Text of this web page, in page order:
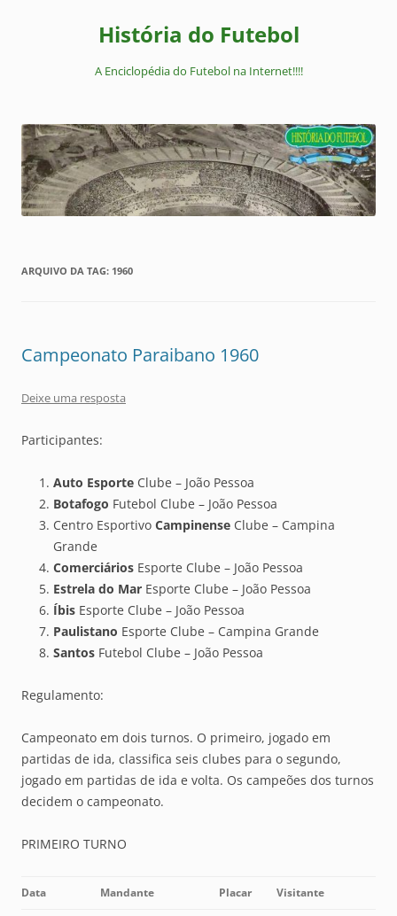
História do Futebol
A Enciclopédia do Futebol na Internet!!!!
ARQUIVO DA TAG: 1960
Campeonato Paraibano 1960
Deixe uma resposta
Participantes:
Auto Esporte Clube – João Pessoa
Botafogo Futebol Clube – João Pessoa
Centro Esportivo Campinense Clube – Campina
Grande
Comerciários Esporte Clube – João Pessoa
Estrela do Mar Esporte Clube – João Pessoa
Íbis Esporte Clube – João Pessoa
Paulistano Esporte Clube – Campina Grande
Santos Futebol Clube – João Pessoa
Regulamento:
Campeonato em dois turnos. O primeiro, jogado em
partidas de ida, classifica seis clubes para o segundo,
jogado em partidas de ida e volta. Os campeões dos turnos
decidem o campeonato.
PRIMEIRO TURNO
Data Mandante Placar Visitante